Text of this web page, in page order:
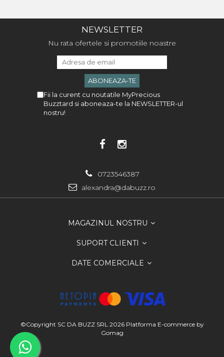
NEWSLETTER
Nu rata ofertele si promotiile noastre
Fii la curent cu noutatile MyPrecious
Buzztard si aboneaza-te la NEWSLETTER-ul
nostru!
0723546387
alexandra@dabuzz.ro
MAGAZINUL NOSTRU
SUPORT CLIENTI
DATE COMERCIALE
©Copyright SC DA BUZZ SRL 2026 Platforma E-commerce by
Gomag